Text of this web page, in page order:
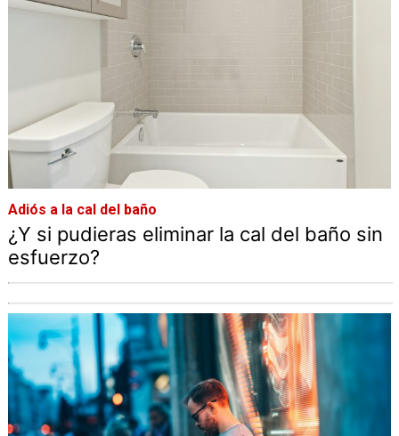
Adiós a la cal del baño
¿Y si pudieras eliminar la cal del baño sin
esfuerzo?